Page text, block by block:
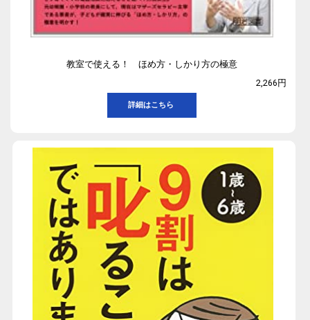
教室で使える！ ほめ方・しかり方の極意
2,266円
詳細はこちら